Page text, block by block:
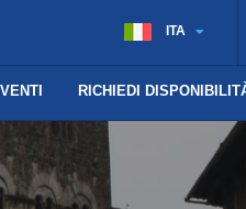
ITA
RICHIEDI